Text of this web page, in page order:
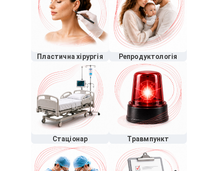
Пластична хірургія Репродуктологія
Стаціонар Травмпункт